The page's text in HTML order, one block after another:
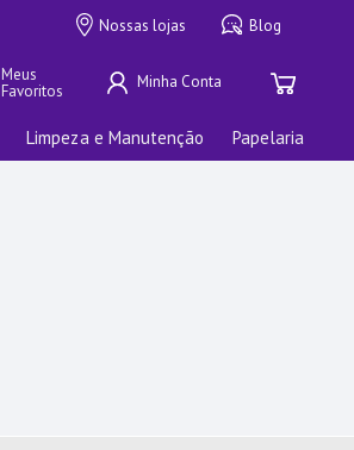
Nossas lojas Blog
Meus
Favoritos
Limpeza e Manutenção Papelaria